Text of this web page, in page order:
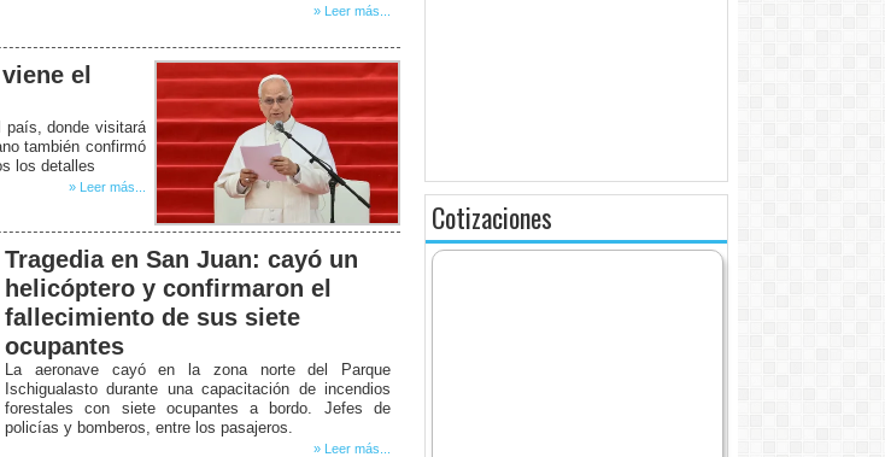
» Leer más...
el
donde visitará
también confirmó
los detalles
» Leer más...
Tragedia en San Juan: cayó un
helicóptero y confirmaron el
fallecimiento de sus siete
ocupantes
La aeronave cayó en la zona norte del Parque
Ischigualasto durante una capacitación de incendios
forestales con siete ocupantes a bordo. Jefes de
policías y bomberos, entre los pasajeros.
» Leer más...
Cotizaciones